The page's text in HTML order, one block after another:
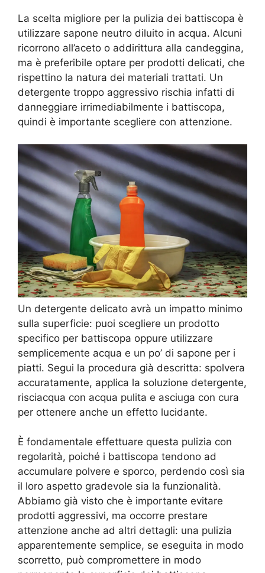
La scelta migliore per la pulizia dei battiscopa è
utilizzare sapone neutro diluito in acqua. Alcuni
ricorrono all’aceto o addirittura alla candeggina,
ma è preferibile optare per prodotti delicati, che
rispettino la natura dei materiali trattati. Un
detergente troppo aggressivo rischia infatti di
danneggiare irrimediabilmente i battiscopa,
quindi è importante scegliere con attenzione.
Un detergente delicato avrà un impatto minimo
sulla superficie: puoi scegliere un prodotto
specifico per battiscopa oppure utilizzare
semplicemente acqua e un po’ di sapone per i
piatti. Segui la procedura già descritta: spolvera
accuratamente, applica la soluzione detergente,
risciacqua con acqua pulita e asciuga con cura
per ottenere anche un effetto lucidante.
È fondamentale effettuare questa pulizia con
regolarità, poiché i battiscopa tendono ad
accumulare polvere e sporco, perdendo così sia
il loro aspetto gradevole sia la funzionalità.
Abbiamo già visto che è importante evitare
prodotti aggressivi, ma occorre prestare
attenzione anche ad altri dettagli: una pulizia
apparentemente semplice, se eseguita in modo
scorretto, può compromettere in modo